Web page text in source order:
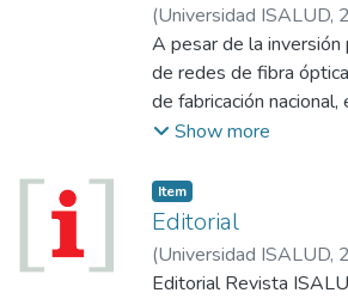
(Universidad ISALUD,
José
A pesar de la
de redes de fibra
de fabricación nacional,
en el país sigue
caro para todos, pero
los más pobres.
Show more
Item
Editorial
(Universidad ISALUD,
García, Ginés
Editorial Revista